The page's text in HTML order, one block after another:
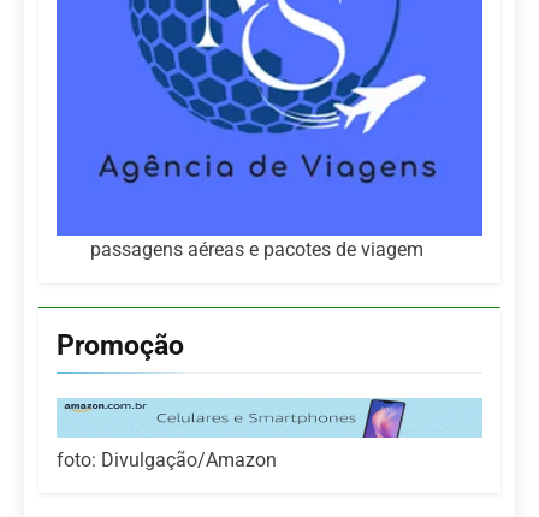
passagens aéreas e pacotes de viagem
Promoção
foto: Divulgação/Amazon